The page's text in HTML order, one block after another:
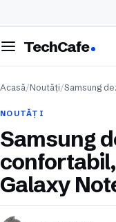
meniul
TechCafe
Acasă/Noutăți/Samsung
NOUTĂȚI
Samsung
Galaxy